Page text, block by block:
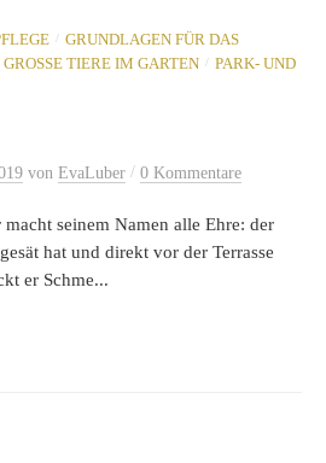
/ GRUNDLAGEN FÜR DAS
TIERE IM GARTEN / PARK- UND
von EvaLuber / 0 Kommentare
seinem Namen alle Ehre: der
hat und direkt vor der Terrasse
er Schme...